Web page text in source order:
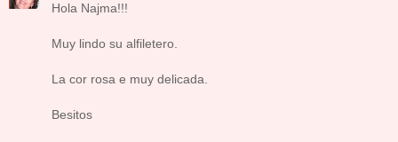
Hola Najma!!!
Muy lindo su alfiletero.
La cor rosa e muy delicada.
Besitos